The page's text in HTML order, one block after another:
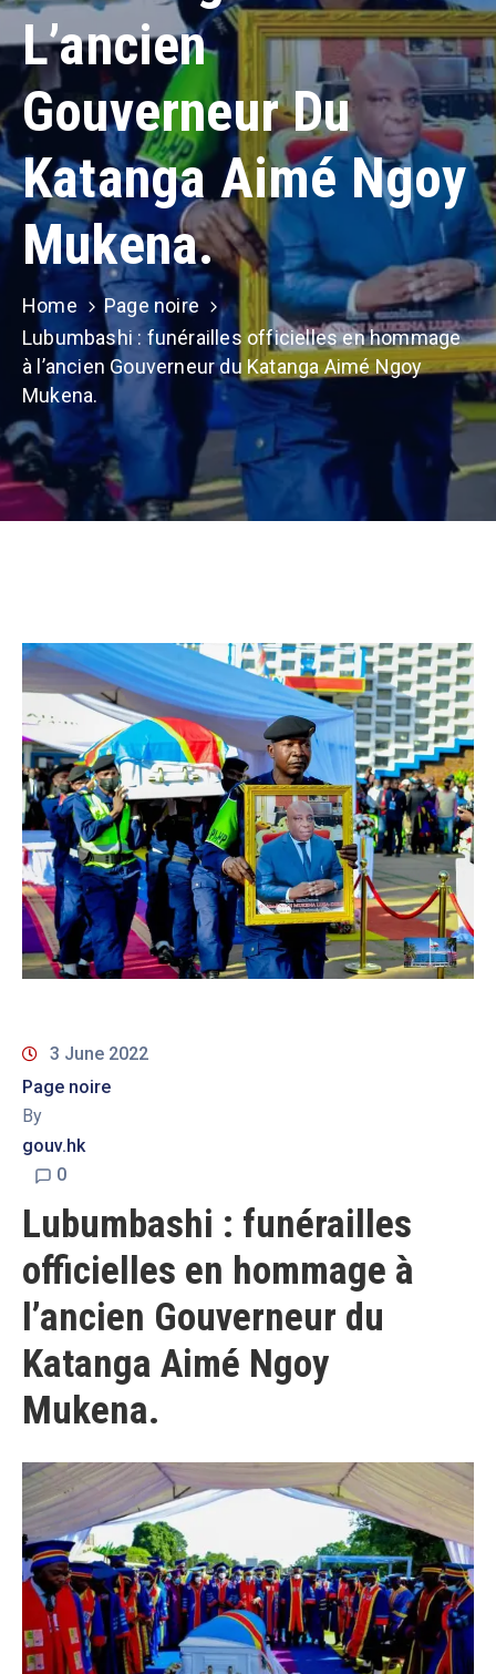
L’ancien
Gouverneur Du
Katanga Aimé Ngoy
Mukena.
Home
Page noire
Lubumbashi : funérailles officielles en hommage
à l’ancien Gouverneur du Katanga Aimé Ngoy
Mukena.
3 June 2022
Page noire
By
gouv.hk
0
Lubumbashi : funérailles
officielles en hommage à
l’ancien Gouverneur du
Katanga Aimé Ngoy
Mukena.